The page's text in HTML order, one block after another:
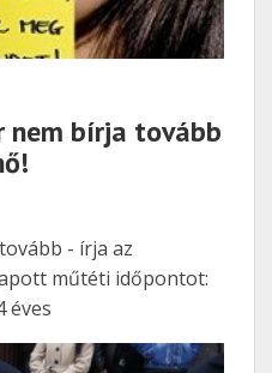
nem bírja tovább
- írja az
műtéti időpontot:
éves